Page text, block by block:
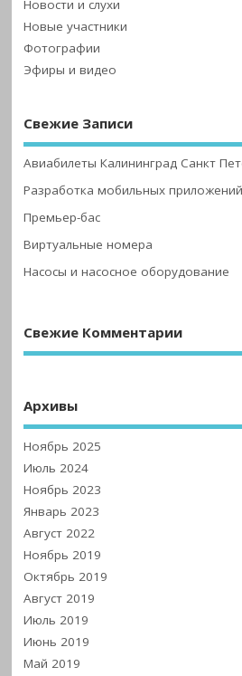
Новости и слухи
Новые участники
Фотографии
Эфиры и видео
Свежие Записи
Авиабилеты Калининград Санкт
Разработка мобильных
Премьер-бас
Виртуальные номера
Насосы и насосное оборудование
Свежие Комментарии
Архивы
Ноябрь 2025
Июль 2024
Ноябрь 2023
Январь 2023
Август 2022
Ноябрь 2019
Октябрь 2019
Август 2019
Июль 2019
Июнь 2019
Май 2019